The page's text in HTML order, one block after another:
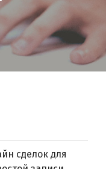
сделок для